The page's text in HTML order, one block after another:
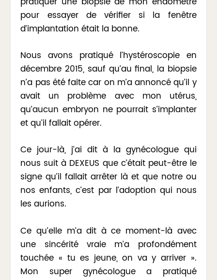
pour essayer de vérifier si la fenêtre
d’implantation était la bonne.
Nous avons pratiqué l’hystéroscopie en
décembre 2015, sauf qu’au final, la biopsie
n’a pas été faite car on m’a annoncé qu’il y
avait un problème avec mon utérus,
qu’aucun embryon ne pourrait s’implanter
et qu’il fallait opérer.
Ce jour-là, j’ai dit à la gynécologue qui
nous suit à DEXEUS que c’était peut-être le
signe qu’il fallait arrêter là et que notre ou
nos enfants, c’est par l’adoption qui nous
les aurions.
Ce qu’elle m’a dit à ce moment-là avec
une sincérité vraie m’a profondément
touchée « tu es jeune, on va y arriver ».
Mon super gynécologue a pratiqué